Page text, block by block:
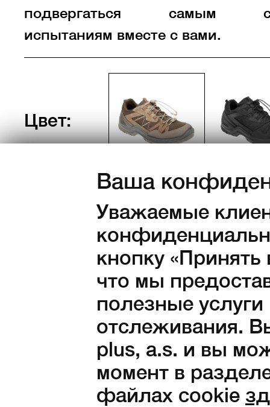
Ваша
Уважаемые
кнопку «Принять
что мы
полезные
отслеживания.
plus, a.s. и вы
момент в
файлах cookie
подвергаться самым
испытаниям вместе с вами.
Цвет:
Размеры: 37 38 39 40 41
44
45 46 47 48
Количество: